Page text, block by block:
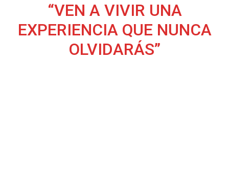
“VEN A VIVIR UNA
EXPERIENCIA QUE NUNCA
OLVIDARÁS”